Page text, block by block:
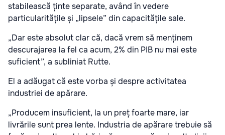
stabilească ținte separate, având în vedere
particularitățile și „lipsele” din capacitățile sale.
„Dar este absolut clar că, dacă vrem să menținem
descurajarea la fel ca acum, 2% din PIB nu mai este
suficient”, a subliniat Rutte.
El a adăugat că este vorba și despre activitatea
industriei de apărare.
„Producem insuficient, la un preț foarte mare, iar
livrările sunt prea lente. Industria de apărare trebuie să